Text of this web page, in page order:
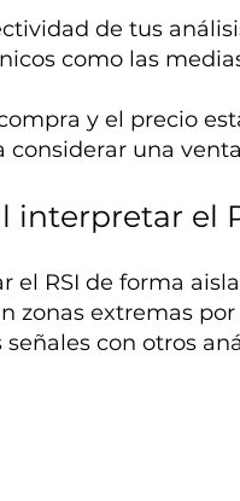
de tus
como las
y el precio
considerar una
interpretar el
el RSI de forma
zonas extremas
con otros